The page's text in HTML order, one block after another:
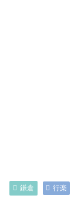
鎌倉 行楽